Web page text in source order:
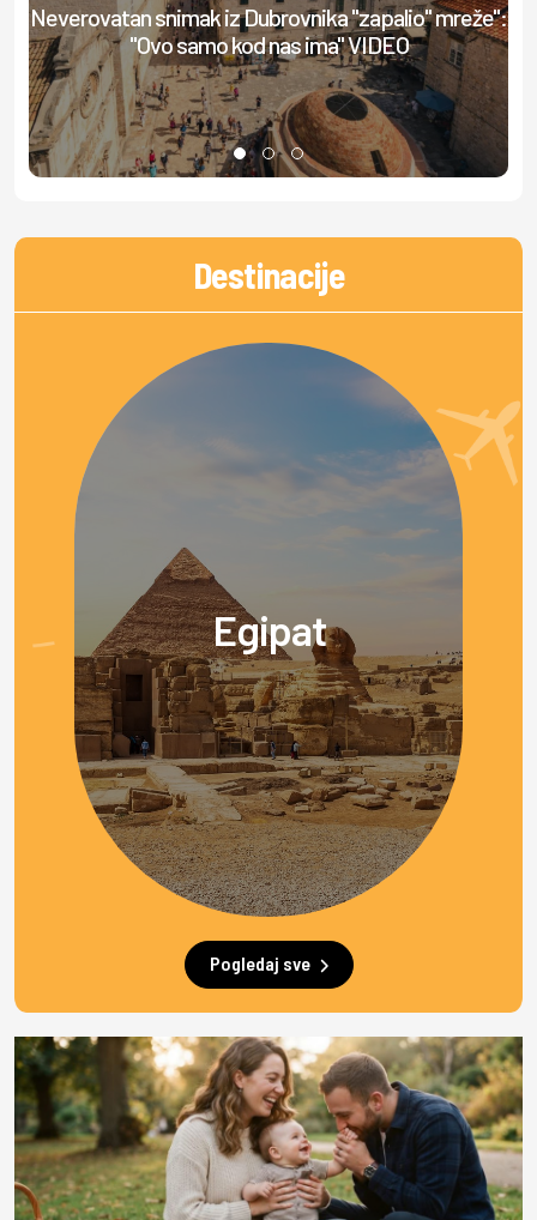
Neverovatan snimak iz Dubrovnika "zapalio" mreže":
"Ovo samo kod nas ima" VIDEO
Destinacije
Egipat
Pogledaj sve